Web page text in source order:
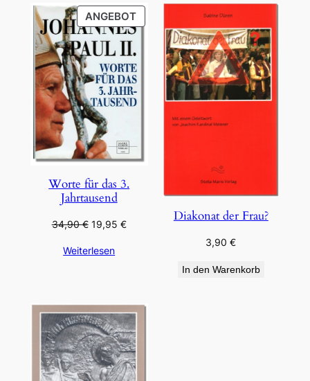
ANGEBOTPRODUKT
IM
ANGEBOT
Worte für das 3.
Jahrtausend
34,90€ Ursprünglicher
war:
19,95 €Aktueller
Weiterlesen
Diakonat der Frau?
3,90€
In den Warenkorb